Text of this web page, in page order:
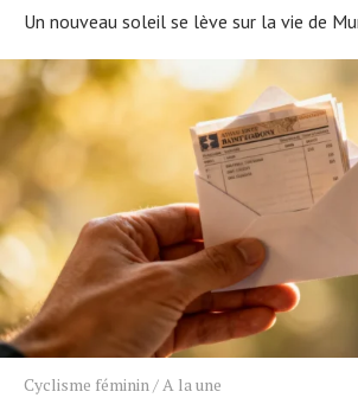
Un nouveau soleil se lève sur la vie de
Cyclisme féminin/A la une